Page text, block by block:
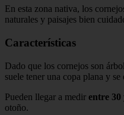
En esta zona nativa, los
naturales y paisajes bien
Características
Dado que los cornejos son
suele tener una copa plana y
Pueden llegar a medir entre 30
otoño.